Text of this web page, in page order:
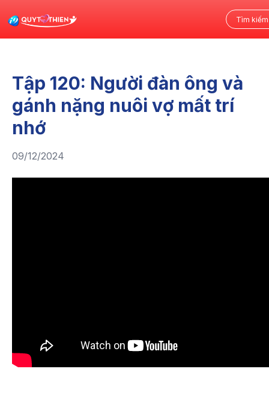
Tập 120: Người đàn ông và
gánh nặng nuôi vợ mất trí
nhớ
09/12/2024